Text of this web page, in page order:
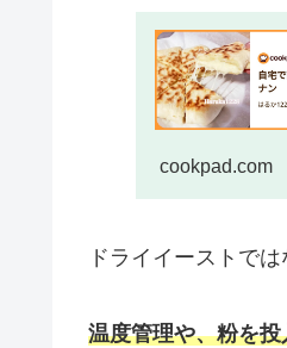
cookpad.com
ドライイーストでは
温度管理や、粉を